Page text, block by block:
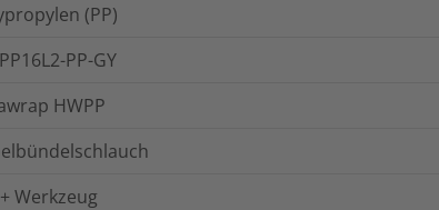
(PP)
PP-GY
HWPP
Werkzeug